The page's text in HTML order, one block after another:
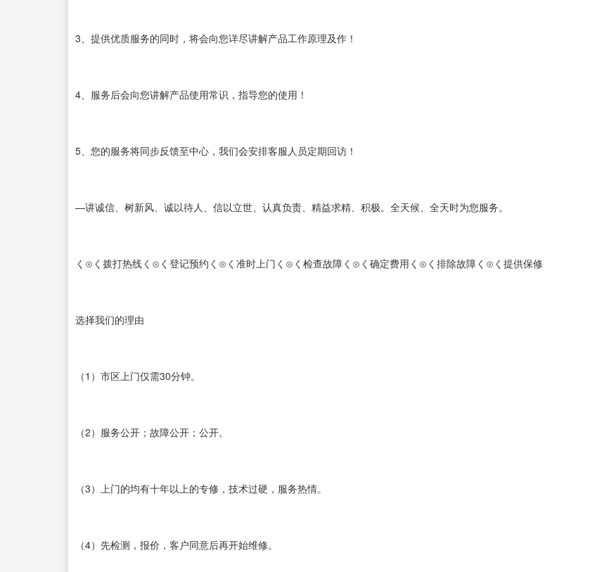
3、提供优质服务的同时，将会向您详尽讲解产品工作原理及作！
4、服务后会向您讲解产品使用常识，指导您的使用！
5、您的服务将同步反馈至中心，我们会安排客服人员定期回访！
—讲诚信、树新风、诚以待人、信以立世、认真负责、精益求精、积极。全天候、全天时为您服务。
く⊙く拨打热线く⊙く登记预约く⊙く准时上门く⊙く检查故障く⊙く确定费用く⊙く排除故障く⊙く提供保修
选择我们的理由
（1）市区上门仅需30分钟。
（2）服务公开；故障公开；公开。
（3）上门的均有十年以上的专修，技术过硬，服务热情。
（4）先检测，报价，客户同意后再开始维修。